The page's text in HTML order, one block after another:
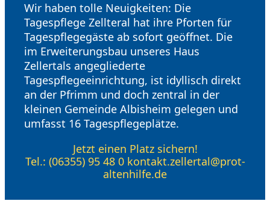
Wir haben tolle Neuigkeiten: Die
Tagespflege Zellteral hat ihre Pforten für
Tagespflegegäste ab sofort geöffnet. Die
im Erweiterungsbau unseres Haus
Zellertals angegliederte
Tagespflegeeinrichtung, ist idyllisch direkt
an der Pfrimm und doch zentral in der
kleinen Gemeinde Albisheim gelegen und
umfasst 16 Tagespflegeplätze.
Jetzt einen Platz sichern!
Tel.: (06355) 95 48 0 kontakt.zellertal@prot-
altenhilfe.de